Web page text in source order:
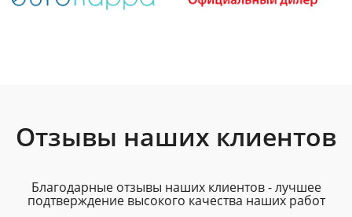
Отзывы наших клиентов
Благодарные отзывы наших клиентов - лучшее
подтверждение высокого качества наших работ